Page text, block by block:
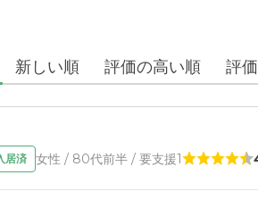
新しい順 評価の高い順 評
居済 女性 / 80代前半 / 要支援1